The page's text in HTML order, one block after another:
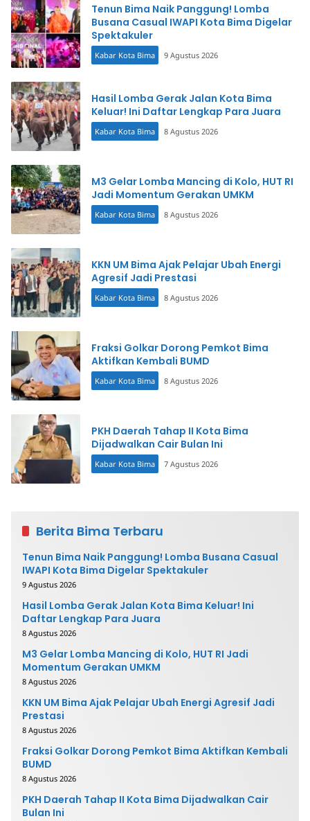
Tenun Bima Naik Panggung! Lomba
Busana Casual IWAPI Kota Bima Digelar
Spektakuler
Kabar Kota Bima 9 Agustus 2026
Hasil Lomba Gerak Jalan Kota Bima
Keluar! Ini Daftar Lengkap Para Juara
Kabar Kota Bima 8 Agustus 2026
M3 Gelar Lomba Mancing di Kolo, HUT RI
Jadi Momentum Gerakan UMKM
Kabar Kota Bima 8 Agustus 2026
KKN UM Bima Ajak Pelajar Ubah Energi
Agresif Jadi Prestasi
Kabar Kota Bima 8 Agustus 2026
Fraksi Golkar Dorong Pemkot Bima
Aktifkan Kembali BUMD
Kabar Kota Bima 8 Agustus 2026
PKH Daerah Tahap II Kota Bima
Dijadwalkan Cair Bulan Ini
Kabar Kota Bima 7 Agustus 2026
Berita Bima Terbaru
Tenun Bima Naik Panggung! Lomba Busana Casual
IWAPI Kota Bima Digelar Spektakuler
9 Agustus 2026
Hasil Lomba Gerak Jalan Kota Bima Keluar! Ini
Daftar Lengkap Para Juara
8 Agustus 2026
M3 Gelar Lomba Mancing di Kolo, HUT RI Jadi
Momentum Gerakan UMKM
8 Agustus 2026
KKN UM Bima Ajak Pelajar Ubah Energi Agresif Jadi
Prestasi
8 Agustus 2026
Fraksi Golkar Dorong Pemkot Bima Aktifkan Kembali
BUMD
8 Agustus 2026
PKH Daerah Tahap II Kota Bima Dijadwalkan Cair
Bulan Ini